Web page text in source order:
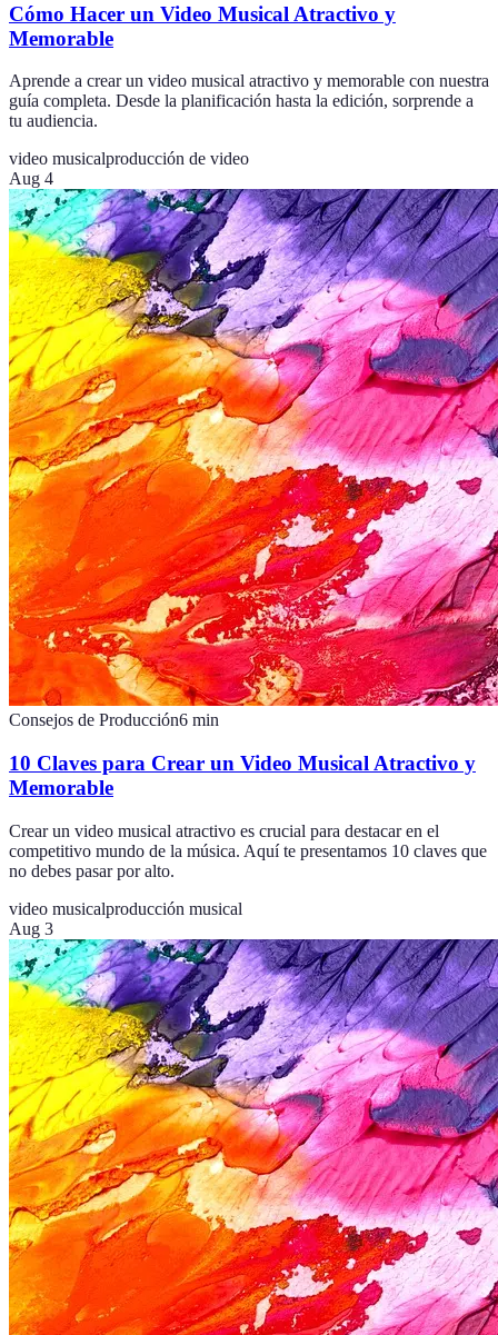
Cómo Hacer un Video Musical Atractivo y
Memorable
Aprende a crear un video musical atractivo y memorable con nuestra
guía completa. Desde la planificación hasta la edición, sorprende a
tu audiencia.
video musicalproducción de video
Aug 4
Consejos de Producción6 min
10 Claves para Crear un Video Musical Atractivo y
Memorable
Crear un video musical atractivo es crucial para destacar en el
competitivo mundo de la música. Aquí te presentamos 10 claves que
no debes pasar por alto.
video musicalproducción musical
Aug 3